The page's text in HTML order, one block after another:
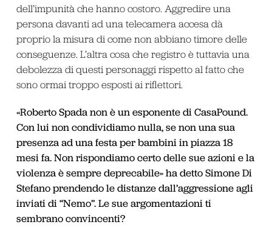
dell’impunità che hanno costoro. Aggredire una
persona davanti ad una telecamera accesa dà
proprio la misura di come non abbiano timore delle
conseguenze. L’altra cosa che registro è tuttavia una
debolezza di questi personaggi rispetto al fatto che
sono ormai troppo esposti ai riflettori.
«Roberto Spada non è un esponente di CasaPound.
Con lui non condividiamo nulla, se non una sua
presenza ad una festa per bambini in piazza 18
mesi fa. Non rispondiamo certo delle sue azioni e la
violenza è sempre deprecabile» ha detto Simone Di
Stefano prendendo le distanze dall’aggressione agli
inviati di “Nemo”. Le sue argomentazioni ti
sembrano convincenti?